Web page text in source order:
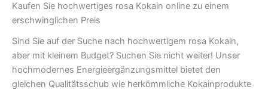
Kaufen Sie hochwertiges rosa Kokain online zu einem
erschwinglichen Preis
Sind Sie auf der Suche nach hochwertigem rosa Kokain,
aber mit kleinem Budget? Suchen Sie nicht weiter! Unser
hochmodernes Energieergänzungsmittel bietet den
gleichen Qualitätsschub wie herkömmliche Kokainprodukte